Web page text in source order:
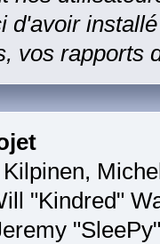
d'avoir
vos rapports
"Kindred"